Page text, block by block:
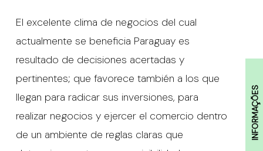
INFORMAÇÕES
El excelente clima de negocios del cual
actualmente se beneficia Paraguay es
resultado de decisiones acertadas y
pertinentes; que favorece también a los que
llegan para radicar sus inversiones, para
realizar negocios y ejercer el comercio dentro
de un ambiente de reglas claras que